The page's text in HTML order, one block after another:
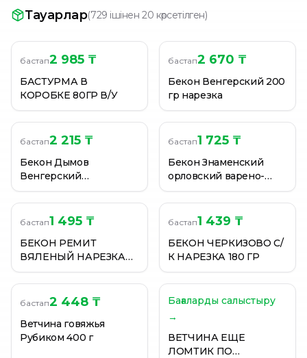
Тауарлар(729 ішінен 20 көрсетілген)
бастап2 985 ₸
БАСТУРМА В
КОРОБКЕ 80ГР В/У
бастап2 670 ₸
Бекон Венгерский 200
гр нарезка
бастап2 215 ₸
Бекон Дымов
Венгерский
сырокопченый 200 г
бастап1 725 ₸
Бекон Знаменский
орловский варено-
копченый 350 г
бастап1 495 ₸
БЕКОН РЕМИТ
ВЯЛЕНЫЙ НАРЕЗКА
55Г В/У
бастап1 439 ₸
БЕКОН ЧЕРКИЗОВО С/
К НАРЕЗКА 180 ГР
бастап2 448 ₸
Ветчина говяжья
Рубиком 400 г
Бағаларды салыстыру
→
ВЕТЧИНА ЕЩЕ
ЛОМТИК ПО
Ветчина Черкизово Империя вкуса С индейкой